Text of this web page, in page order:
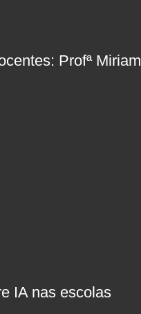
Profª Miriam
IA nas escolas